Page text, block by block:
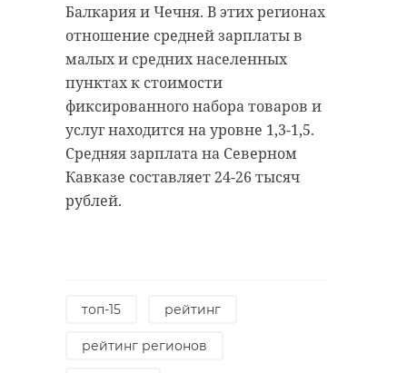
Балкария и Чечня. В этих регионах
отношение средней зарплаты в
малых и средних населенных
пунктах к стоимости
фиксированного набора товаров и
услуг находится на уровне 1,3-1,5.
Средняя зарплата на Северном
Кавказе составляет 24-26 тысяч
рублей.
топ-15 рейтинг
рейтинг регионов